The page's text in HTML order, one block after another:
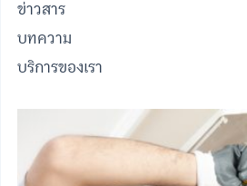
ข่าวสาร
บทความ
บริการของเรา